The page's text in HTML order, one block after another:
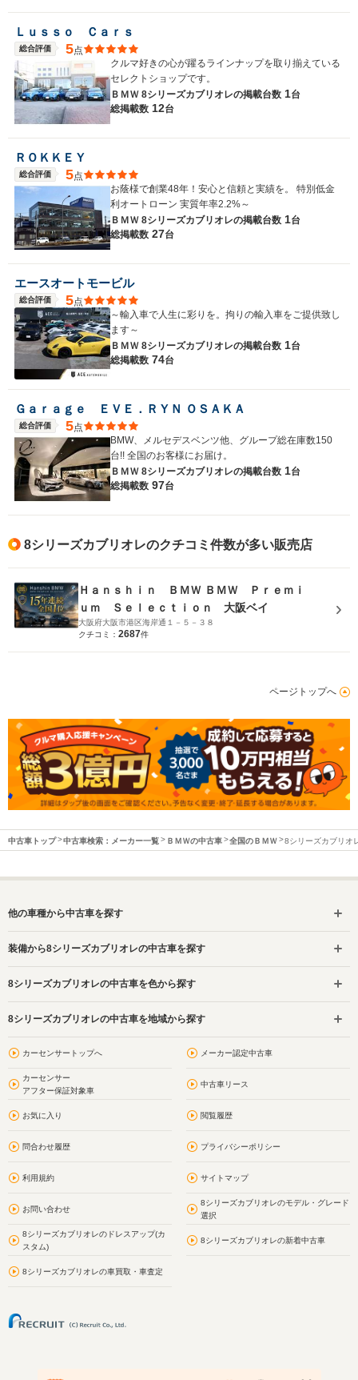
Ｌｕｓｓｏ Ｃａｒｓ
総合評価 5点
クルマ好きの心が躍るラインナップを取り揃えている
セレクトショップです。
ＢＭＷ 8シリーズカブリオレの掲載台数 1台
総掲載数 12台
ＲＯＫＫＥＹ
総合評価 5点
お蔭様で創業48年！安心と信頼と実績を。 特別低金
利オートローン 実質年率2.2%～
ＢＭＷ 8シリーズカブリオレの掲載台数 1台
総掲載数 27台
エースオートモービル
総合評価 5点
～輸入車で人生に彩りを。拘りの輸入車をご提供致し
ます～
ＢＭＷ 8シリーズカブリオレの掲載台数 1台
総掲載数 74台
Ｇａｒａｇｅ ＥＶＥ．ＲＹＮ ＯＳＡＫＡ
総合評価 5点
BMW、メルセデスベンツ他、グループ総在庫数150
台!! 全国のお客様にお届け。
ＢＭＷ 8シリーズカブリオレの掲載台数 1台
総掲載数 97台
8シリーズカブリオレのクチコミ件数が多い販売店
Ｈａｎｓｈｉｎ ＢＭＷ ＢＭＷ Ｐｒｅｍｉ
ｕｍ Ｓｅｌｅｃｔｉｏｎ 大阪ベイ
大阪府大阪市港区海岸通１－５－３８
クチコミ： 2687件
ページトップへ
中古車トップ 中古車検索：メーカー一覧 ＢＭＷの中古車 全国のＢＭＷ 8シリーズカブリオ
他の車種から中古車を探す
装備から8シリーズカブリオレの中古車を探す
8シリーズカブリオレの中古車を色から探す
8シリーズカブリオレの中古車を地域から探す
カーセンサートップへ メーカー認定中古車
カーセンサー
アフター保証対象車
中古車リース
お気に入り 閲覧履歴
問合わせ履歴 プライバシーポリシー
利用規約 サイトマップ
お問い合わせ
8シリーズカブリオレのモデル・グレード
選択
8シリーズカブリオレのドレスアップ(カ
スタム)
8シリーズカブリオレの新着中古車
8シリーズカブリオレの車買取・車査定